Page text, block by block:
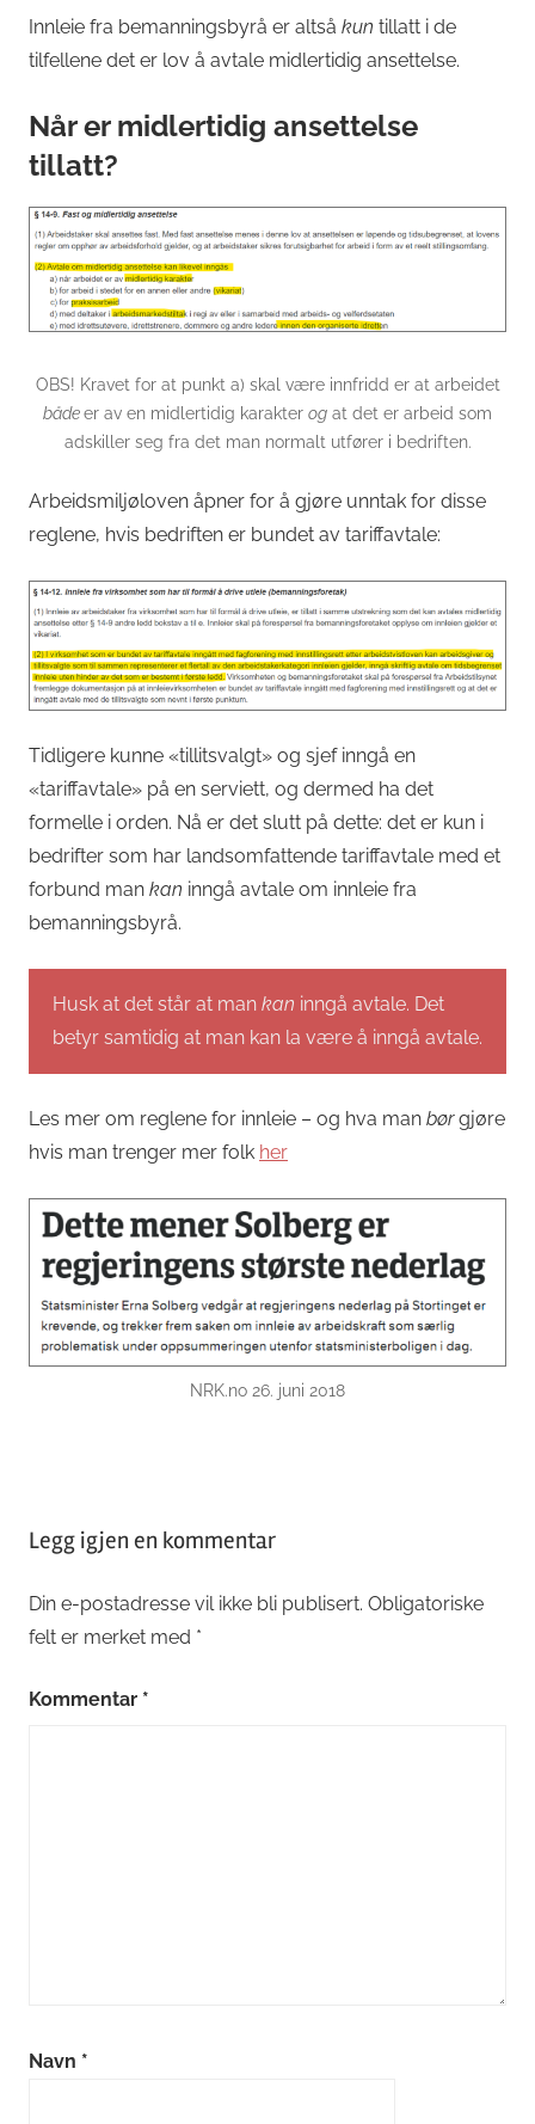
Innleie fra bemanningsbyrå er altså kun tillatt i de
tilfellene det er lov å avtale midlertidig ansettelse.
Når er midlertidig ansettelse
tillatt?
OBS! Kravet for at punkt a) skal være innfridd er at arbeidet
bådeer av en midlertidig karakter og at det er arbeid som
adskiller seg fra det man normalt utfører i bedriften.
Arbeidsmiljøloven åpner for å gjøre unntak for disse
reglene, hvis bedriften er bundet av tariffavtale:
Tidligere kunne «tillitsvalgt» og sjef inngå en
«tariffavtale» på en serviett, og dermed ha det
formelle i orden. Nå er det slutt på dette: det er kun i
bedrifter som har landsomfattende tariffavtale med et
forbund man kan inngå avtale om innleie fra
bemanningsbyrå.
Husk at det står at man kan inngå avtale. Det
betyr samtidig at man kan la være å inngå avtale.
Les mer om reglene for innleie – og hva man børgjøre
hvis man trenger mer folk her
NRK.no 26. juni 2018
innleie
Legg igjen en kommentar
Din e-postadresse vil ikke bli publisert. Obligatoriske
felt er merket med *
Kommentar *
Navn *